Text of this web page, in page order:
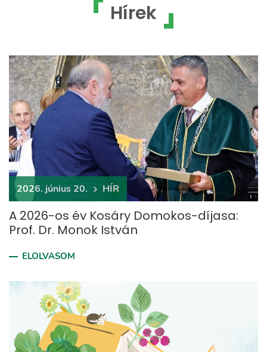
Hírek
2026. június 20. HÍR
A 2026-os év Kosáry Domokos-díjasa:
Prof. Dr. Monok István
ELOLVASOM